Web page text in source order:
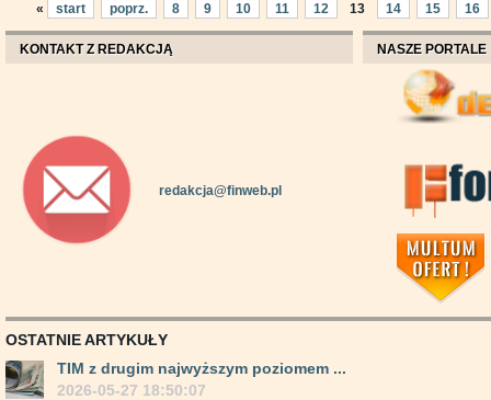
« start poprz. 8 9 10 11 12 13 14 15 16
KONTAKT Z REDAKCJĄ
redakcja@finweb.pl
NASZE PORTALE
OSTATNIE ARTYKUŁY
TIM z drugim najwyższym poziomem ...
2026-05-27 18:50:07